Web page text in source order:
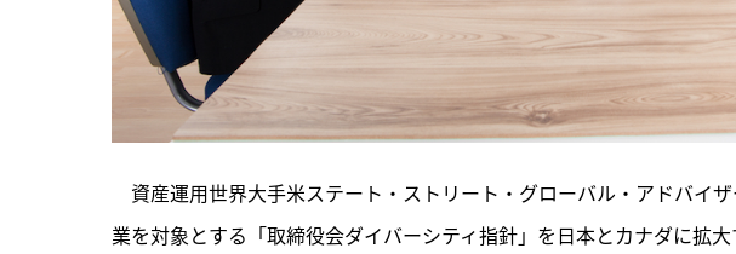
資産運用世界大手米ステート・ストリート・グローバル・アドバイ
業を対象とする「取締役会ダイバーシティ指針」を日本とカナダに拡